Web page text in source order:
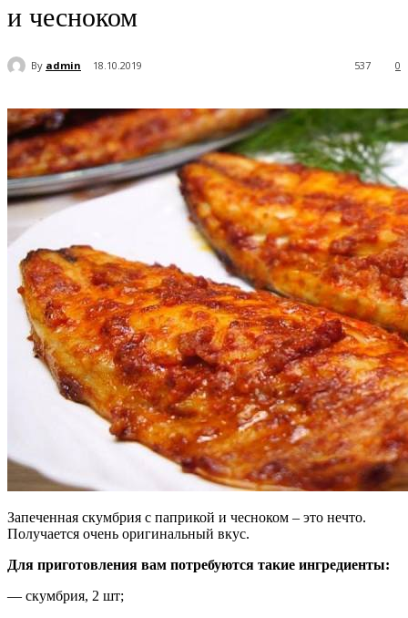
и чесноком
By admin 18.10.2019 0
537
Запеченная скумбрия с паприкой и чесноком – это нечто.
Получается очень оригинальный вкус.
Для приготовления вам потребуются такие ингредиенты:
— скумбрия, 2 шт;